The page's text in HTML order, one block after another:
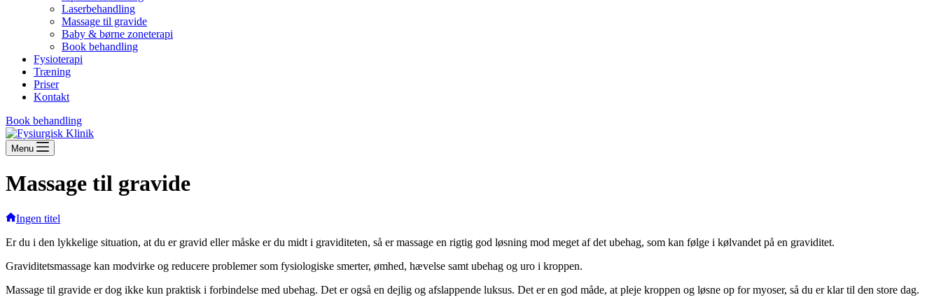
Laserbehandling
Massage til gravide
Baby & børne zoneterapi
Book behandling
Fysioterapi
Træning
Priser
Kontakt
Book behandling
Menu
Massage til gravide
Ingen titel
Er du i den lykkelige situation, at du er gravid eller måske er du midt i graviditeten, så er massage en rigtig god løsning mod meget af det ubehag, som kan følge i kølvandet på en graviditet.
Graviditetsmassage kan modvirke og reducere problemer som fysiologiske smerter, ømhed, hævelse samt ubehag og uro i kroppen.
Massage til gravide er dog ikke kun praktisk i forbindelse med ubehag. Det er også en dejlig og afslappende luksus. Det er en god måde, at pleje kroppen og løsne op for myoser, så du er klar til den store dag.